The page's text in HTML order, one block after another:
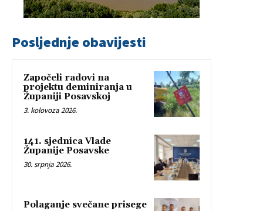
Posljednje obavijesti
Započeli radovi na
projektu deminiranja u
Županiji Posavskoj
3. kolovoza 2026.
141. sjednica Vlade
Županije Posavske
30. srpnja 2026.
Polaganje svečane prisege